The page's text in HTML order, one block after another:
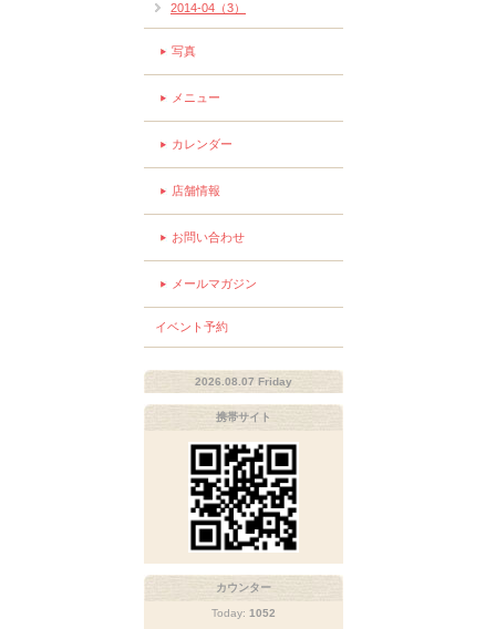
2014-04（3）
写真
メニュー
カレンダー
店舗情報
お問い合わせ
メールマガジン
イベント予約
2026.08.07 Friday
携帯サイト
カウンター
Today: 1052